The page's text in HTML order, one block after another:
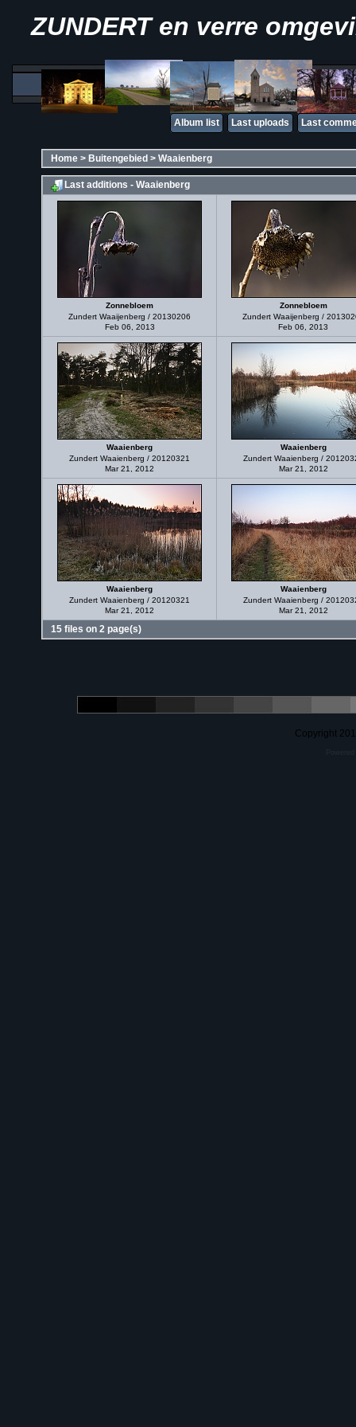
ZUNDERT en verre
Album list Last uploads Last
Home > Buitengebied > Waaienberg
Last additions - Waaienberg
Zonnebloem
Zundert Waaijenberg / 20130206
Feb 06, 2013
Zonnebloem
Zundert Waaijenberg /
Feb 06, 2013
Waaienberg
Zundert Waaienberg / 20120321
Mar 21, 2012
Waaienberg
Zundert Waaienberg /
Mar 21, 2012
Waaienberg
Zundert Waaienberg / 20120321
Mar 21, 2012
Waaienberg
Zundert Waaienberg /
Mar 21, 2012
15 files on 2 page(s)
Copyright